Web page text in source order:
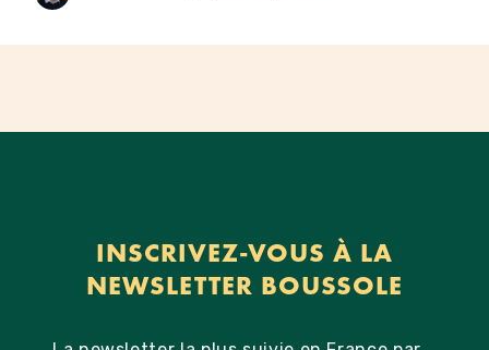
INSCRIVEZ-VOUS À LA
NEWSLETTER BOUSSOLE